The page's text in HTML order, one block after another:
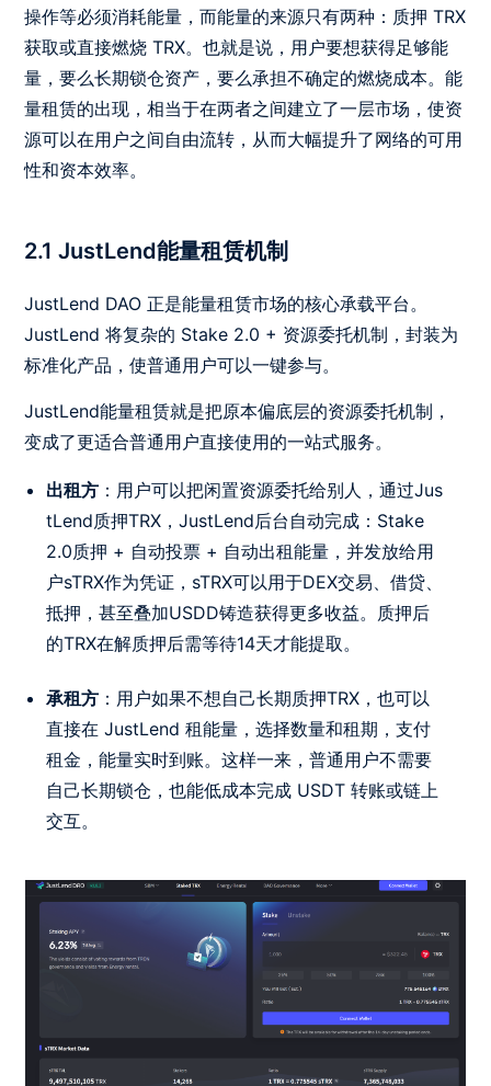
操作等必须消耗能量，而能量的来源只有两种：质押 TRX
获取或直接燃烧 TRX。也就是说，用户要想获得足够能
量，要么长期锁仓资产，要么承担不确定的燃烧成本。能
量租赁的出现，相当于在两者之间建立了一层市场，使资
源可以在用户之间自由流转，从而大幅提升了网络的可用
性和资本效率。
2.1 JustLend能量租赁机制
JustLend DAO 正是能量租赁市场的核心承载平台。
JustLend 将复杂的 Stake 2.0 + 资源委托机制，封装为
标准化产品，使普通用户可以一键参与。
JustLend能量租赁就是把原本偏底层的资源委托机制，
变成了更适合普通用户直接使用的一站式服务。
出租方 ：用户可以把闲置资源委托给别人，通过Jus
tLend质押TRX，JustLend后台自动完成：Stake
2.0质押 + 自动投票 + 自动出租能量，并发放给用
户sTRX作为凭证，sTRX可以用于DEX交易、借贷、
抵押，甚至叠加USDD铸造获得更多收益。质押后
的TRX在解质押后需等待14天才能提取。
承租方 ：用户如果不想自己长期质押TRX，也可以
直接在 JustLend 租能量，选择数量和租期，支付
租金，能量实时到账。这样一来，普通用户不需要
自己长期锁仓，也能低成本完成 USDT 转账或链上
交互。